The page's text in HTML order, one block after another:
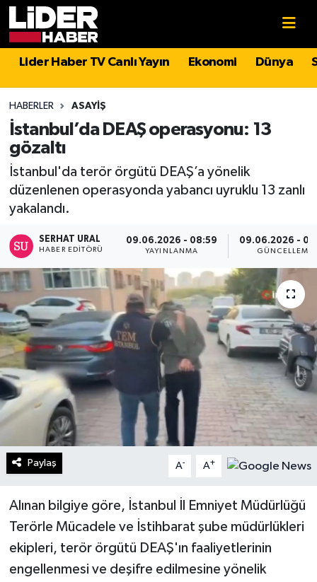
Lider Haber TV Canlı Yayın Ekonomi Dünya
HABERLER ASAYIŞ
İstanbul’da DEAŞ operasyonu: 13
gözaltı
İstanbul'da terör örgütü DEAŞ’a yönelik
düzenlenen operasyonda yabancı uyruklu 13 zanlı
yakalandı.
SERHAT URAL
HABER EDITÖRÜ
09.06.2026 - 08:59
YAYINLANMA
09.06.2026 -
GÜNCELLEME
Paylaş A- A+
Alınan bilgiye göre, İstanbul İl Emniyet Müdürlüğü
Terörle Mücadele ve İstihbarat şube müdürlükleri
ekipleri, terör örgütü DEAŞ'ın faaliyetlerinin
engellenmesi ve deşifre edilmesine yönelik
Politika
Asayiş
Magazin
Spor
Sağlık
Teknoloji
Turizm
Kültür - Sanat
Lider Haber TV Canlı Yayın izle
Hava Durumu
İstanbul Namaz Vakitleri
Süper Lig Puan Durumu ve Fikstür
Tüm Manşetler
Son Dakika Haberleri
Haber Arşivi